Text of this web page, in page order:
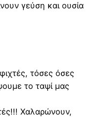
γεύση και ουσία
τόσες όσες
το ταψί μας
Χαλαρώνουν,